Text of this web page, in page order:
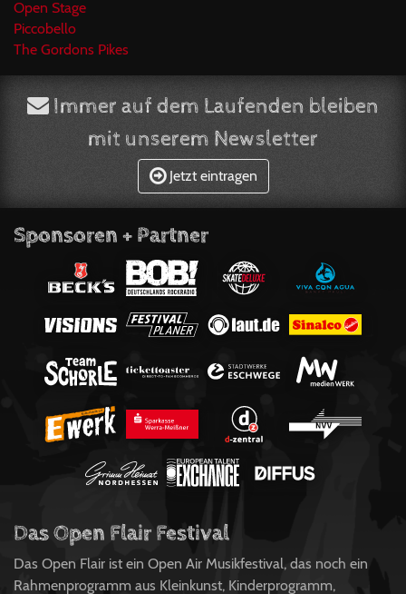
Open Stage
Piccobello
The Gordons Pikes
Immer auf dem Laufenden bleiben
mit unserem Newsletter
Jetzt eintragen
Sponsoren + Partner
Das Open Flair Festival
Das Open Flair ist ein Open Air Musikfestival, das noch ein
Rahmenprogramm aus Kleinkunst, Kinderprogramm,